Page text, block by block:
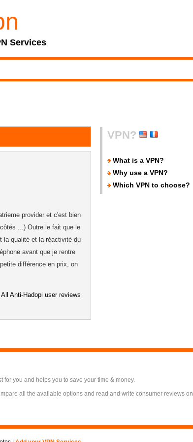
Services
provider et c'est bien
...) Outre le fait que le
la qualité et la réactivité du
avant que je rentre
différence en prix, on
Anti-Hadopi user reviews
VPN?
What is a VPN?
Why use a VPN?
Which VPN to choose?
you and helps you to save your time & money.
all the available options and read and write consumer reviews on